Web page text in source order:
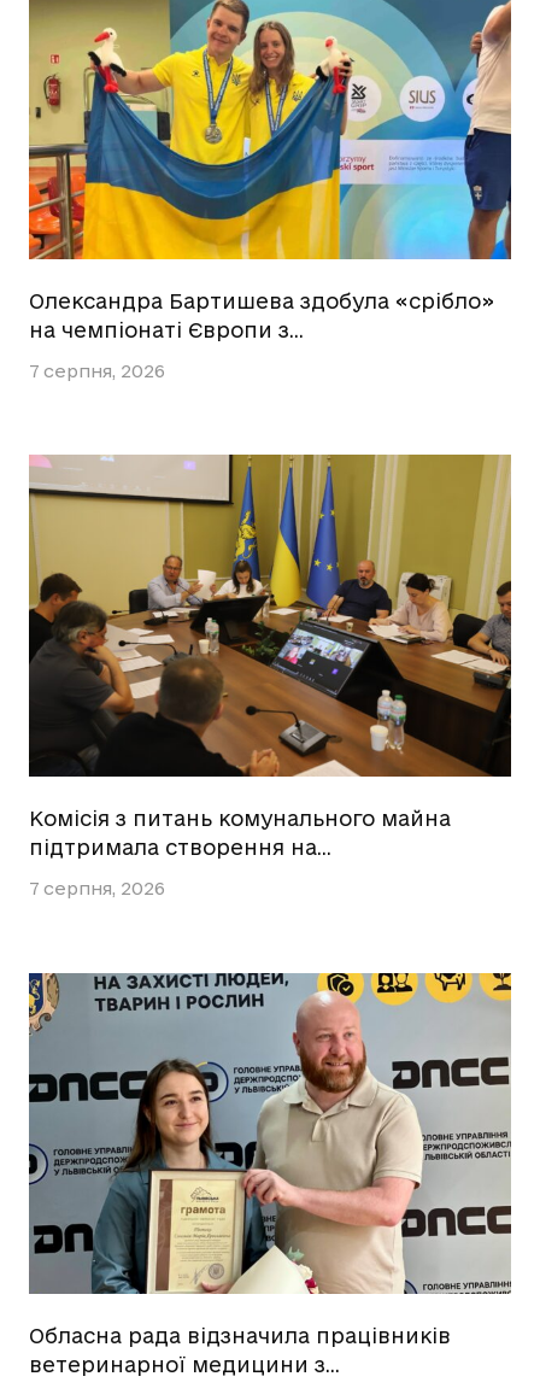
Олександра Бартишева здобула «срібло»
на чемпіонаті Європи з…
7 серпня, 2026
Комісія з питань комунального майна
підтримала створення на…
7 серпня, 2026
Обласна рада відзначила працівників
ветеринарної медицини з…